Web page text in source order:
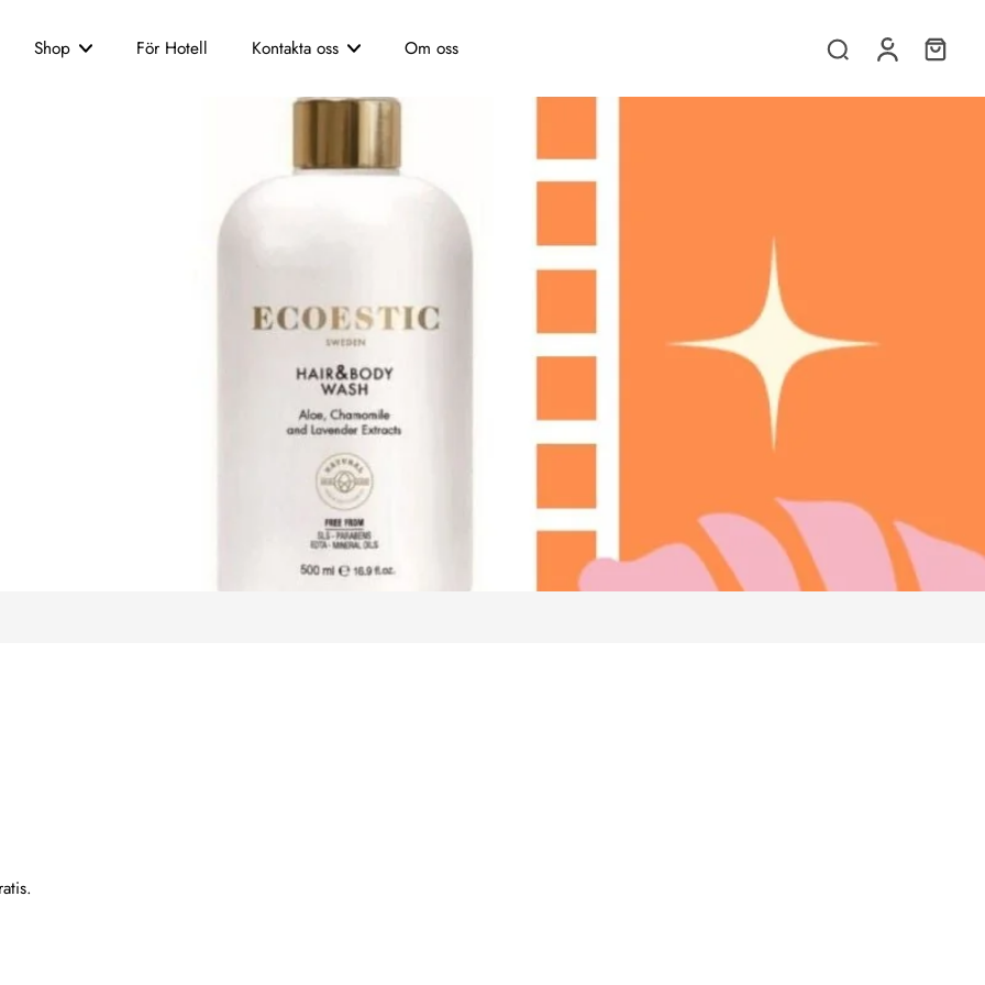
Shop För Hotell Kontakta oss
Kundtjänst
Har du frågor eller funderingar om våra produkter eller vår service? Tveka inte att kontakta
oss! Vår kundtjänst finns tillgänglig för att hjälpa dig och svara på alla dina frågor.
Telefon
Meddelande
Skicka
Om oss